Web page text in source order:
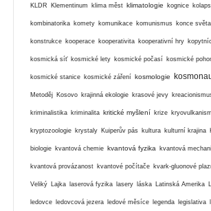
KLDR Klementinum klima měst klimatologie kognice kolaps
kombinatorika komety komunikace komunismus konce světa
konstrukce kooperace kooperativita kooperativní hry
kosmická síť kosmické lety kosmické počasí kosmické
kosmické stanice kosmické záření kosmologie
Metoděj Kosovo krajinná ekologie krasové jevy
kriminalistika kriminalita kritické myšlení krize
kryptozoologie krystaly Kuiperův pás kultura kulturní krajina
biologie kvantová chemie kvantová fyzika kvantová
kvantová provázanost kvantové počítače kvark-gluonové
Veliký Lajka laserová fyzika lasery láska Latinská Amerika
ledovce ledovcová jezera ledové měsíce legenda legislativa